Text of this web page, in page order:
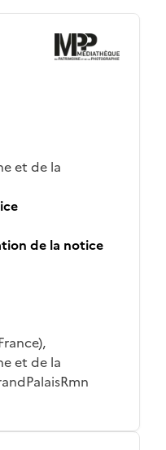
et de la
de la notice
et de la